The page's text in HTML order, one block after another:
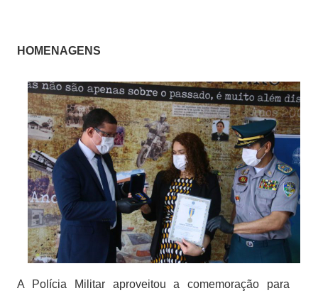
HOMENAGENS
A Polícia Militar aproveitou a comemoração para